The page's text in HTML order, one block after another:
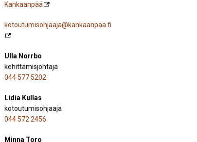
Kankaanpää
kotoutumisohjaaja@kankaanpaa.fi
Ulla Norrbo
kehittämisjohtaja
044 577 5202
Lidia Kullas
kotoutumisohjaaja
044 572 2456
Minna Toro